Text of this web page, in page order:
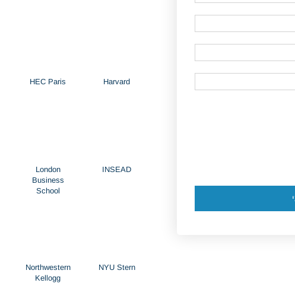
Harvard
HEC Paris
INSEAD
London
Business
School
NYU Stern
Northwestern
Kellogg